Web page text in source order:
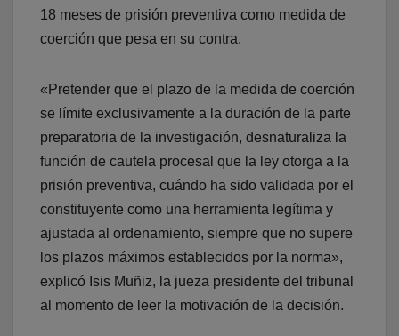
18 meses de prisión preventiva como medida de
coerción que pesa en su contra.
«Pretender que el plazo de la medida de coerción
se límite exclusivamente a la duración de la parte
preparatoria de la investigación, desnaturaliza la
función de cautela procesal que la ley otorga a la
prisión preventiva, cuándo ha sido validada por el
constituyente como una herramienta legítima y
ajustada al ordenamiento, siempre que no supere
los plazos máximos establecidos por la norma»,
explicó Isis Muñiz, la jueza presidente del tribunal
al momento de leer la motivación de la decisión.